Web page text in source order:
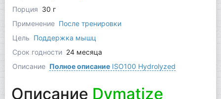
Порция 30 г
Применение После тренировки
Цель Поддержка мышц
Срок годности 24 месяца
Описание Полное описаниеISO100 Hydrolyzed
Описание Dymatize